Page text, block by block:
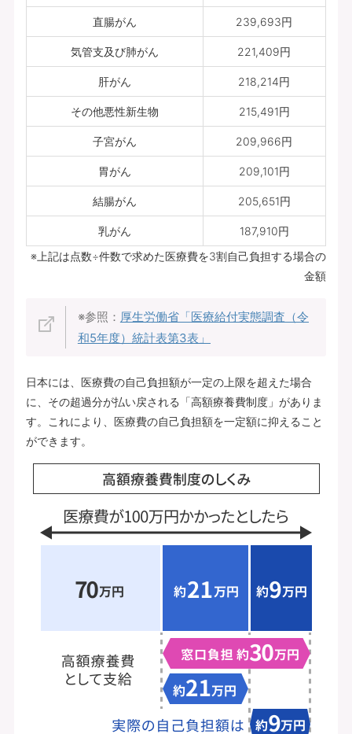
直腸がん 239,693円
気管支及び肺がん 221,409円
肝がん 218,214円
その他悪性新生物 215,491円
子宮がん 209,966円
胃がん 209,101円
結腸がん 205,651円
乳がん
187,910円
※上記は点数÷件数で求めた医療費を3割自己負担する場合の
金額
※参照： 厚生労働省「医療給付実態調査（令
和5年度）統計表第3表」
日本には、医療費の自己負担額が一定の上限を超えた場合
に、その超過分が払い戻される「高額療養費制度」がありま
す。これにより、医療費の自己負担額を一定額に抑えること
ができます。